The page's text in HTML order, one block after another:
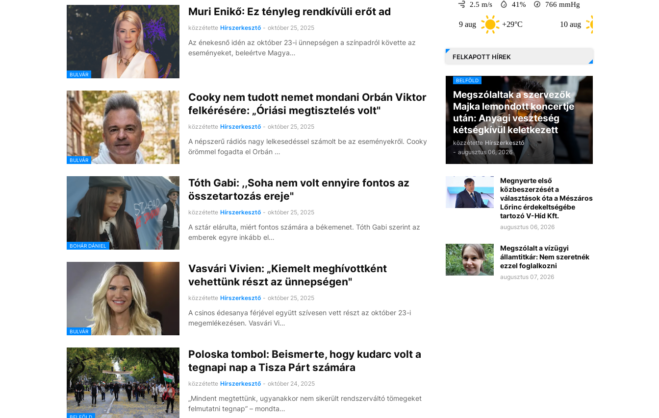
BULVÁR
Muri Enikő: Ez tényleg rendkívüli erőt ad
közzétette Hírszerkesztő - október 25, 2025
Az énekesnő idén az október 23-i ünnepségen a színpadról követte az
eseményeket, beleértve Magya…
BULVÁR
Cooky nem tudott nemet mondani Orbán Viktor
felkérésére: „Óriási megtisztelés volt"
közzétette Hírszerkesztő - október 25, 2025
A népszerű rádiós nagy lelkesedéssel számolt be az eseményekről. Cooky
örömmel fogadta el Orbán …
BOHÁR DÁNIEL
Tóth Gabi: ,,Soha nem volt ennyire fontos az
összetartozás ereje"
közzétette Hírszerkesztő - október 25, 2025
A sztár elárulta, miért fontos számára a békemenet. Tóth Gabi szerint az
emberek egyre inkább el…
BULVÁR
Vasvári Vivien: „Kiemelt meghívottként
vehettünk részt az ünnepségen"
közzétette Hírszerkesztő - október 25, 2025
A csinos édesanya férjével együtt szívesen vett részt az október 23-i
megemlékezésen. Vasvári Vi…
Poloska tombol: Beismerte, hogy kudarc volt a
tegnapi nap a Tisza Párt számára
közzétette Hírszerkesztő - október 24, 2025
„Mindent megtettünk, ugyanakkor nem sikerült rendszerváltó tömegeket
felmutatni tegnap” – mondta…
2.5 m/s 41% 766 mmHg
+29°C +33°C
FELKAPOTT HÍREK
BELFÖLD
Megszólaltak a szervezők
Majka lemondott koncertje
után: Anyagi veszteség
kétségkívül keletkezett
közzétette Hírszerkesztő
- augusztus 06, 2026
Megnyerte első
közbeszerzését a
választások óta a Mészáros
Lőrinc érdekeltségébe
tartozó V-Híd Kft.
augusztus 06, 2026
Megszólalt a vízügyi
államtitkár: Nem szeretnék
ezzel foglalkozni
augusztus 07, 2026